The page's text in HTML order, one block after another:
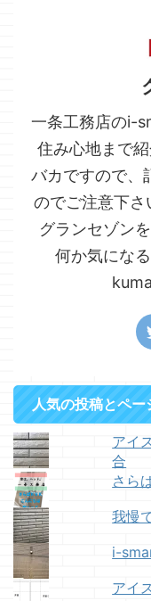
一条工務店のi-
住み心地まで
バカですので、
のでご注意下
グランセゾン
何か気にな
人気の投稿とペー
アイ
合
さら
我慢
i-
アイ